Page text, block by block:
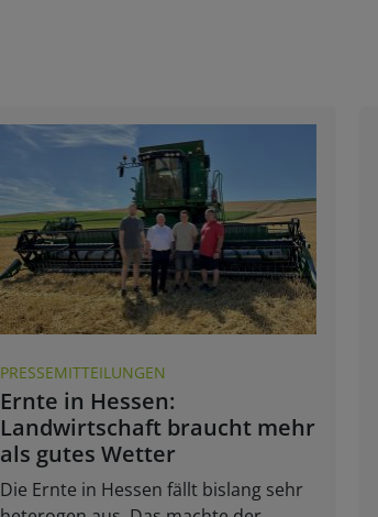
PRESSEMITTEILUNGEN
Ernte in Hessen:
Landwirtschaft braucht mehr
als gutes Wetter
Die Ernte in Hessen fällt bislang sehr